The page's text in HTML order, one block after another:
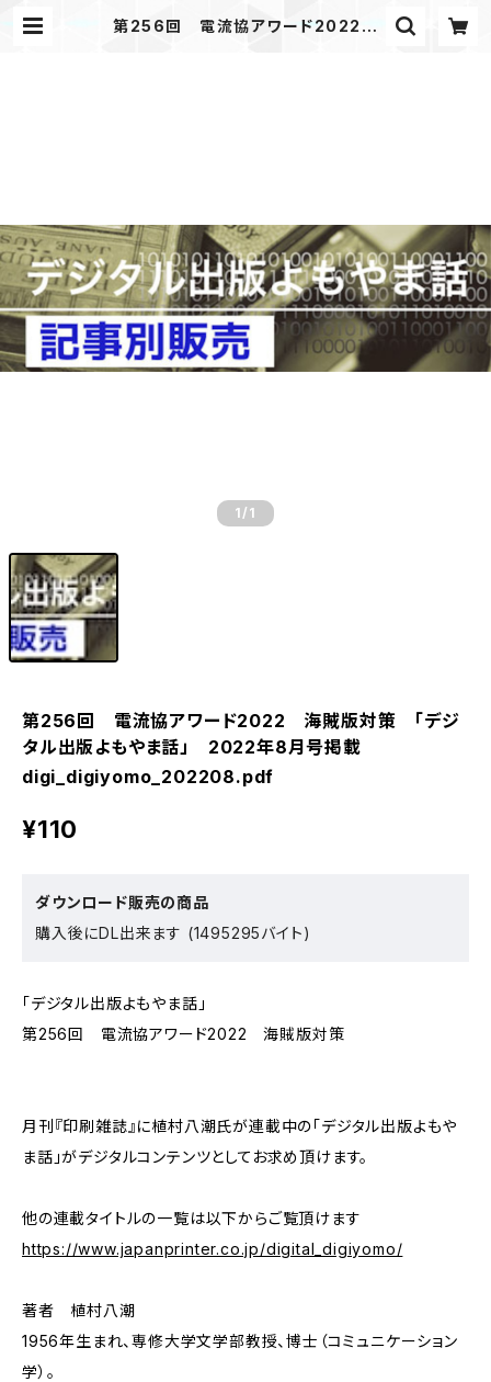
第256回 電流協アワード2022
1 /1
第256回 電流協アワード2022 海賊版対策 「デジ
タル出版よもやま話」 2022年8月号掲載
digi_digiyomo_202208.pdf
¥110
ダウンロード販売の商品
購入後にDL出来ます (1495295バイト)
「デジタル出版よもやま話」
第256回 電流協アワード2022 海賊版対策
月刊『印刷雑誌』に植村八潮氏が連載中の「デジタル出版よもや
ま話」がデジタルコンテンツとしてお求め頂けます。
他の連載タイトルの一覧は以下からご覧頂けます
https://www.japanprinter.co.jp/digital_digiyomo/
著者 植村八潮
1956年生まれ、専修大学文学部教授、博士（コミュニケーション
学）。